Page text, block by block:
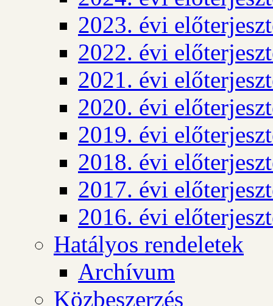
2023. évi
2022. évi
2021. évi
2020. évi
2019. évi
2018. évi
2017. évi
2016. évi
Hatályos rendeletek
Archívum
Közbeszerzés